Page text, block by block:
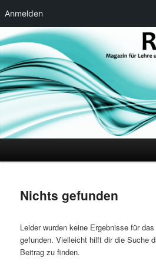
Anmelden
Zum
primären
Inhalt
springen
Zum
sekundären
Inhalt
springenResonanz
Magazin für Lehre und Studium an der
Nichts gefunden
Leider wurden keine Ergebnisse für
gefunden. Vielleicht hilft dir die Suche
Beitrag zu finden.